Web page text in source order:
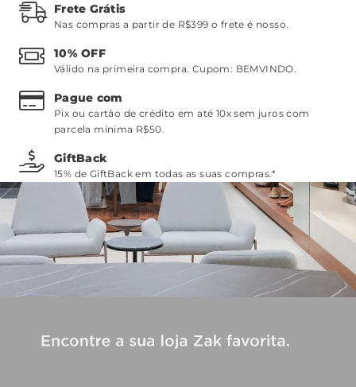
Frete Grátis
Nas compras a partir de R$399 o frete é nosso.
10% OFF
Válido na primeira compra. Cupom: BEMVINDO.
Pague com
Pix ou cartão de crédito em até 10x sem juros com
parcela mínima R$50.
GiftBack
15% de GiftBack em todas as suas compras.*